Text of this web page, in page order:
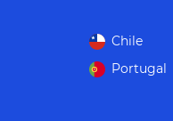
Chile
Portugal